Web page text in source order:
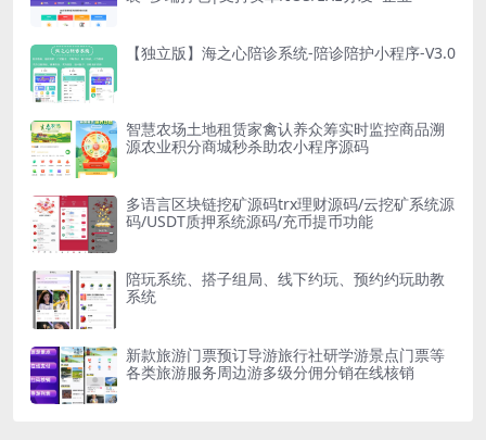
【独立版】海之心陪诊系统-陪诊陪护小程序-V3.0
智慧农场土地租赁家禽认养众筹实时监控商品溯
源农业积分商城秒杀助农小程序源码
多语言区块链挖矿源码trx理财源码/云挖矿系统源
码/USDT质押系统源码/充币提币功能
陪玩系统、搭子组局、线下约玩、预约约玩助教
系统
新款旅游门票预订导游旅行社研学游景点门票等
各类旅游服务周边游多级分佣分销在线核销